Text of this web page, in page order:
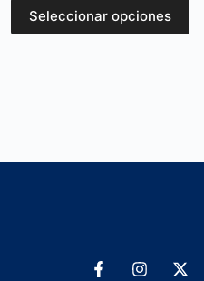
Seleccionar opciones